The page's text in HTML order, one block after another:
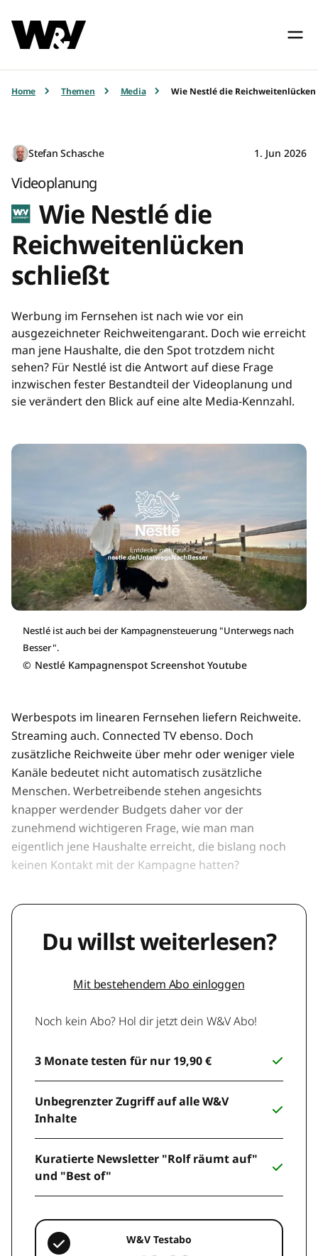
Home Themen Media Wie Nestlé die
Stefan Schasche 1. Jun 2026
Videoplanung
Wie Nestlé die
Reichweitenlücken
schließt
Werbung im Fernsehen ist nach wie vor ein
ausgezeichneter Reichweitengarant. Doch wie erreicht
man jene Haushalte, die den Spot trotzdem nicht
sehen? Für Nestlé ist die Antwort auf diese Frage
inzwischen fester Bestandteil der Videoplanung und
sie verändert den Blick auf eine alte Media-Kennzahl.
Nestlé ist auch bei der Kampagnensteuerung "Unterwegs nach
Besser".
© Nestlé Kampagnenspot Screenshot Youtube
Werbespots im linearen Fernsehen liefern Reichweite.
Streaming auch. Connected TV ebenso. Doch
zusätzliche Reichweite über mehr oder weniger viele
Kanäle bedeutet nicht automatisch zusätzliche
Menschen. Werbetreibende stehen angesichts
knapper werdender Budgets daher vor der
zunehmend wichtigeren Frage, wie man man
eigentlich jene Haushalte erreicht, die bislang noch
keinen Kontakt mit der Kampagne hatten?
Du willst weiterlesen?
Mit bestehendem Abo einloggen
Noch kein Abo? Hol dir jetzt dein W&V Abo!
3 Monate testen für nur 19,90 €
Unbegrenzter Zugriff auf alle W&V
Inhalte
Kuratierte Newsletter "Rolf räumt auf"
und "Best of"
W&V Testabo